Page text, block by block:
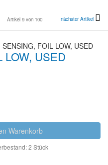
Artikel 9 von 100 nächster Artikel
LOW, USED
Warenkorb
2 Stück